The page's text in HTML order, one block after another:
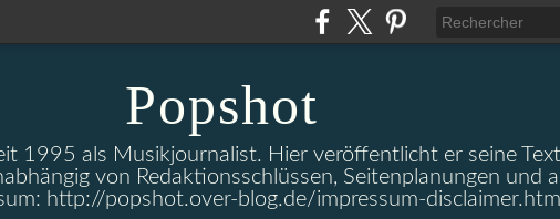
Popshot
1995 als Musikjournalist. Hier veröffentlicht er seine
von Redaktionsschlüssen, Seitenplanungen und
http://popshot.over-blog.de/impressum-disclaimer.html